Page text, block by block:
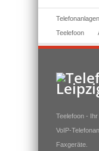
Teelefoon
Teelefoon -
VoIP-
Faxgeräte.